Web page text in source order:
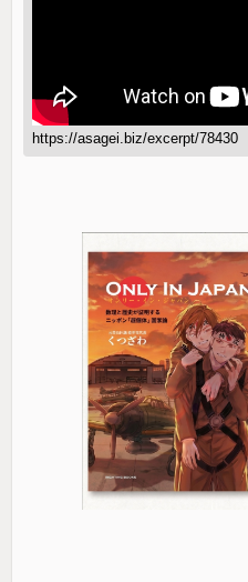
https://asagei.biz/excerpt/78430